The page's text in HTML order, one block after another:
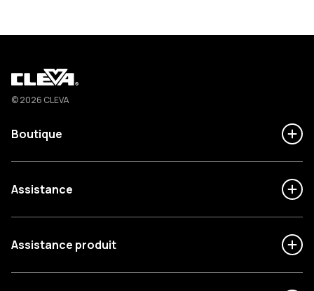
Cleva
© 2026 CLEVA
Boutique
Assistance
Assistance produit